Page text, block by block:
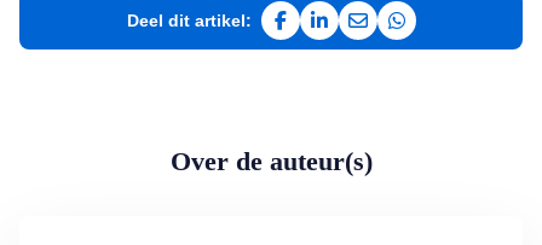
Deel dit artikel:
Deel op Facebook
Deel op LinkedIn
Deel via e-mail
Deel via
Over de auteur(s)